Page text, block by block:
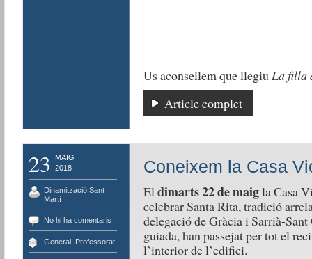
Us aconsellem que llegiuLa filla
Article complet
23
MAIG
2018
Dinamització Sant
Martí
No hi ha comentaris
General, Professorat
Coneixem la Casa
Eldimarts 22 de maigla Casa
celebrar Santa Rita, tradició
delegació de Gràcia i Sarrià-
guiada, han passejat per tot el
l’interior de l’edifici.